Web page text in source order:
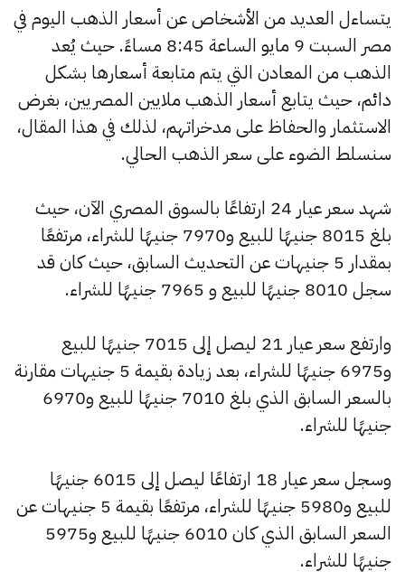
يتساءل العديد من الأشخاص عن أسعار الذهب اليوم في
مصر السبت 9 مايو الساعة 8:45 مساءً. حيث يُعد
الذهب من المعادن التي يتم متابعة أسعارها بشكل
دائم، حيث يتابع أسعار الذهب ملايين المصريين، بغرض
الاستثمار والحفاظ على مدخراتهم، لذلك في هذا المقال،
سنسلط الضوء على سعر الذهب الحالي.
شهد سعر عيار 24 ارتفاعًا بالسوق المصري الآن، حيث
بلغ 8015 جنيهًا للبيع و7970 جنيهًا للشراء، مرتفعًا
بمقدار 5 جنيهات عن التحديث السابق، حيث كان قد
سجل 8010 جنيهًا للبيع و 7965 جنيهًا للشراء.
وارتفع سعر عيار 21 ليصل إلى 7015 جنيهًا للبيع
و6975 جنيهًا للشراء، بعد زيادة بقيمة 5 جنيهات مقارنة
بالسعر السابق الذي بلغ 7010 جنيهًا للبيع و6970
جنيهًا للشراء.
وسجل سعر عيار 18 ارتفاعًا ليصل إلى 6015 جنيهًا
للبيع و5980 جنيهًا للشراء، مرتفعًا بقيمة 5 جنيهات عن
السعر السابق الذي كان 6010 جنيهًا للبيع و5975
جنيهًا للشراء.